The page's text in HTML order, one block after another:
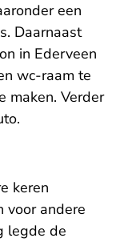
een
Daarnaast
in Ederveen
wc-raam te
maken. Verder
keren
voor andere
legde de